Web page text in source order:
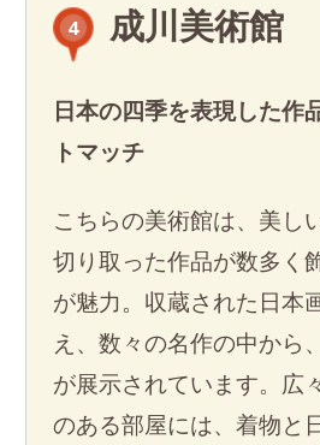
4 成川美術館
日本の四季を表現した作
トマッチ
こちらの美術館は、美し
切り取った作品が数多く
が魅力。収蔵された日本
え、数々の名作の中から
が展示されています。広
のある部屋には、着物と